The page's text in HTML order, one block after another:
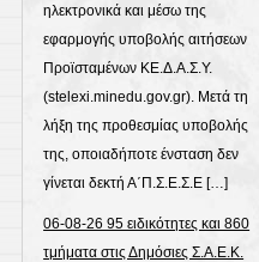
ηλεκτρονικά και μέσω της
εφαρμογής υποβολής αιτήσεων
Προϊσταμένων ΚΕ.Δ.Α.Σ.Υ.
(stelexi.minedu.gov.gr). Μετά τη
λήξη της προθεσμίας υποβολής
της, οποιαδήποτε ένσταση δεν
γίνεται δεκτή Α΄Π.Σ.Ε.Σ.Ε […]
06-08-26 95 ειδικότητες και 860
τμήματα στις Δημόσιες Σ.Α.Ε.Κ.